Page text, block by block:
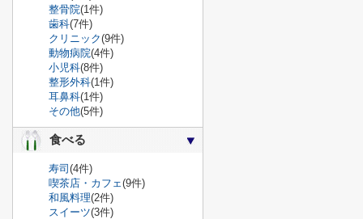
整骨院(1件)
歯科(7件)
クリニック(9件)
動物病院(4件)
小児科(8件)
整形外科(1件)
耳鼻科(1件)
その他(5件)
食べる
寿司 (4件)
喫茶店・カフェ(9件)
和風料理(2件)
スイーツ(3件)